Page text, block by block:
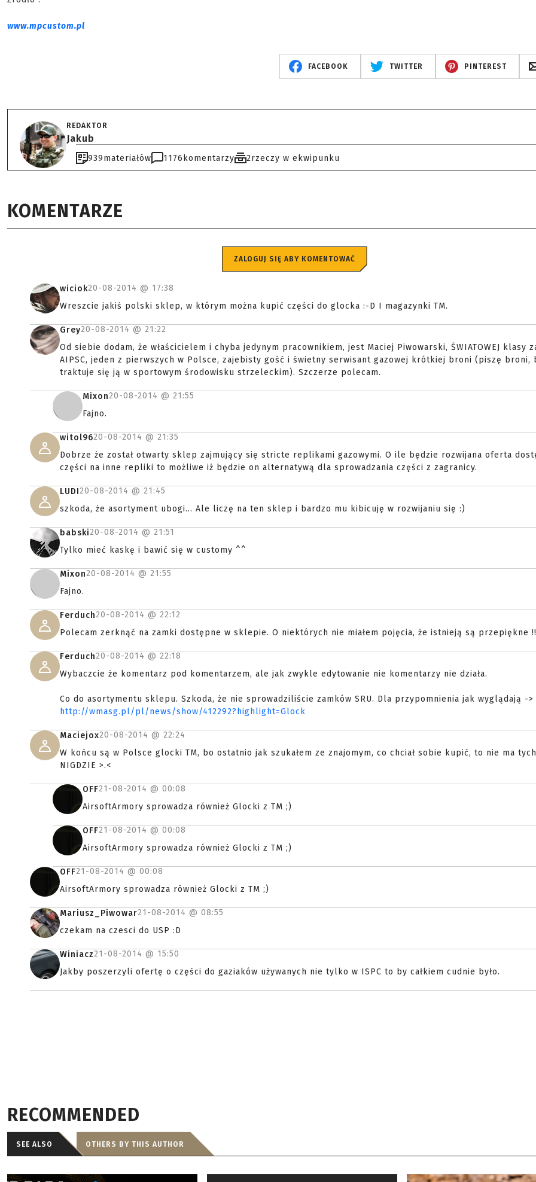
www.mpcustom.pl
FACEBOOK TWITTER PINTEREST
REDAKTOR
Jakub
939materiałów 1176 komentarzy 2rzeczy w ekwipunku
KOMENTARZE
ZALOGUJ SIĘ ABY KOMENTOWAĆ
wiciok20-08-2014 @ 17:38
Wreszcie jakiś polski sklep, w którym można kupić części do glocka :-D I magazynki TM.
Grey20-08-2014 @ 21:22
Od siebie dodam, że właścicielem i chyba jedynym pracownikiem, jest Maciej Piwowarski, ŚWIATOWEJ klasy
AIPSC, jeden z pierwszych w Polsce, zajebisty gość i świetny serwisant gazowej krótkiej broni (piszę broni,
traktuje się ją w sportowym środowisku strzeleckim). Szczerze polecam.
Mixon20-08-2014 @ 21:55
Fajno.
witol9620-08-2014 @ 21:35
Dobrze że został otwarty sklep zajmujący się stricte replikami gazowymi. O ile będzie rozwijana oferta
części na inne repliki to możliwe iż będzie on alternatywą dla sprowadzania części z zagranicy.
LUDI20-08-2014 @ 21:45
szkoda, że asortyment ubogi... Ale liczę na ten sklep i bardzo mu kibicuję w rozwijaniu się :)
babski20-08-2014 @ 21:51
Tylko mieć kaskę i bawić się w customy ^^
Mixon20-08-2014 @ 21:55
Fajno.
Ferduch20-08-2014 @ 22:12
Polecam zerknąć na zamki dostępne w sklepie. O niektórych nie miałem pojęcia, że istnieją są przepiękne !!
Ferduch20-08-2014 @ 22:18
Wybaczcie że komentarz pod komentarzem, ale jak zwykle edytowanie nie komentarzy nie działa.
Co do asortymentu sklepu. Szkoda, że nie sprowadziliście zamków SRU. Dla przypomnienia jak wyglądają ->
http://wmasg.pl/pl/news/show/412292?highlight=Glock
Maciejox20-08-2014 @ 22:24
W końcu są w Polsce glocki TM, bo ostatnio jak szukałem ze znajomym, co chciał sobie kupić, to nie ma
NIGDZIE >.<
OFF21-08-2014 @ 00:08
AirsoftArmory sprowadza również Glocki z TM ;)
OFF21-08-2014 @ 00:08
AirsoftArmory sprowadza również Glocki z TM ;)
OFF21-08-2014 @ 00:08
AirsoftArmory sprowadza również Glocki z TM ;)
Mariusz_Piwowar21-08-2014 @ 08:55
czekam na czesci do USP :D
Winiacz21-08-2014 @ 15:50
Jakby poszerzyli ofertę o części do gaziaków używanych nie tylko w ISPC to by całkiem cudnie było.
RECOMMENDED
SEE ALSO OTHERS BY THIS AUTHOR